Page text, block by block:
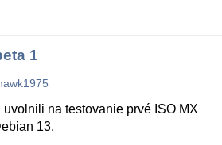
1
na testovanie prvé ISO MX
13.